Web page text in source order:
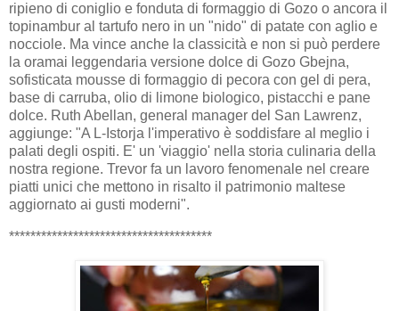
ripieno di coniglio e fonduta di formaggio di Gozo o ancora il
topinambur al tartufo nero in un "nido" di patate con aglio e
nocciole. Ma vince anche la classicità e non si può perdere
la oramai leggendaria versione dolce di Gozo Gbejna,
sofisticata mousse di formaggio di pecora con gel di pera,
base di carruba, olio di limone biologico, pistacchi e pane
dolce. Ruth Abellan, general manager del San Lawrenz,
aggiunge: "A L-Istorja l'imperativo è soddisfare al meglio i
palati degli ospiti. E' un 'viaggio' nella storia culinaria della
nostra regione. Trevor fa un lavoro fenomenale nel creare
piatti unici che mettono in risalto il patrimonio maltese
aggiornato ai gusti moderni".
**************************************